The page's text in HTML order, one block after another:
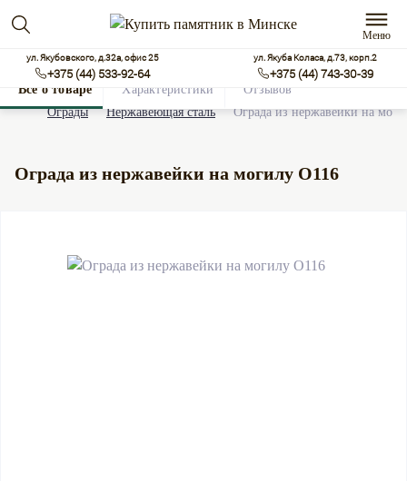
Меню
ул. Якубовского, д.32а, офис 25
+375 (44) 533-92-64
ул. Якуба Коласа, д.73, корп.2
+375 (44) 743-30-39
Ограды Нержавеющая сталь Ограда из нержавейки на
Ограда из нержавейки на могилу О116
Все о товаре Характеристики Отзывов